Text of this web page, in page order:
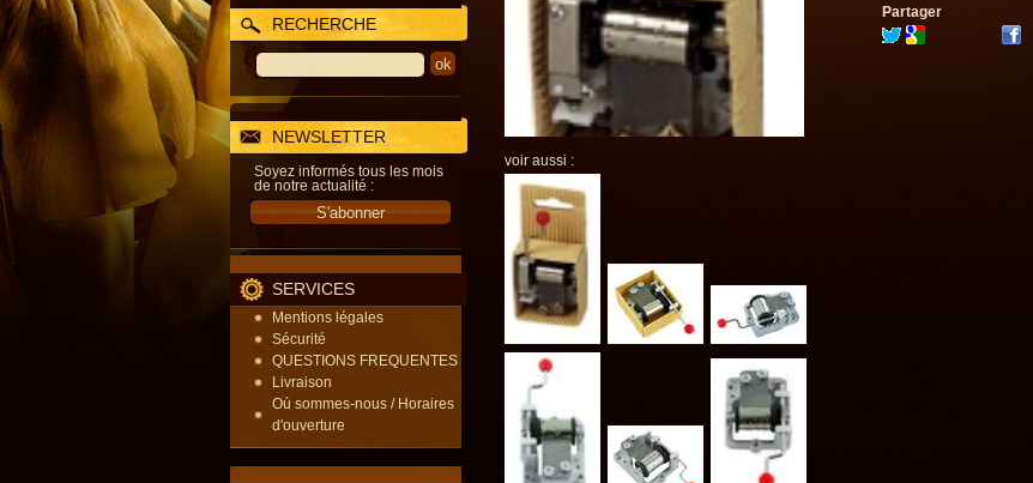
RECHERCHE
NEWSLETTER
Soyez informés tous les mois
de notre actualité :
SERVICES
Mentions légales
Sécurité
QUESTIONS FREQUENTES
Livraison
Où sommes-nous / Horaires
d'ouverture
voir aussi :
Partager